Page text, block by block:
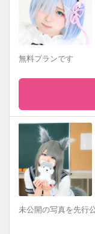
無料プランです
未公開の写真を先行